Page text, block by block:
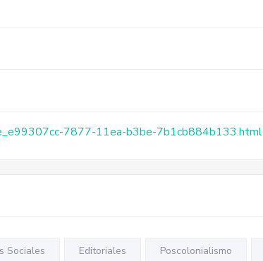
7877-11ea-b3be-7b1cb884b133.html
Sociales Editoriales Poscolonialismo